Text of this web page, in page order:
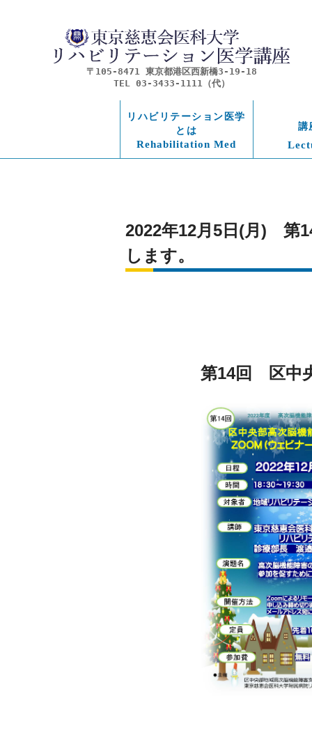
〒105-8471 東京都港区西新橋3-19-18
TEL 03-3433-1111（代）
リハビリテーション医学
とは
Rehabilitation Med
講
2022年12月5日(月)　第
します。
第14回　区中